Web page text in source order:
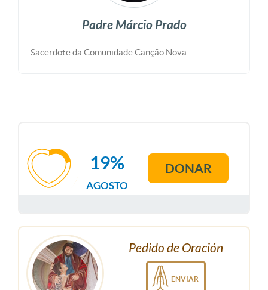
Padre Márcio Prado
Sacerdote da Comunidade Canção Nova.
AGOSTO
19% DONAR
Pedido de Oración
ENVIAR